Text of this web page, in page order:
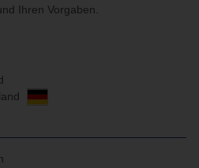
Ihren Vorgaben.